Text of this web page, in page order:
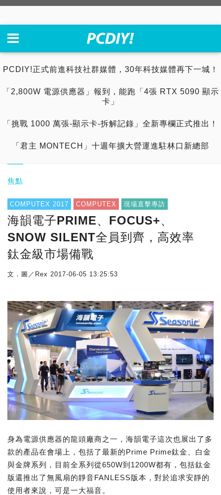
PCDIY!正式前進科技社群媒體，30年科技媒體再下一城！
「2,800W 電源供應器」報到，能跑「4張 RTX 5090 顯示
卡」
「挑戰 1000 萬張-顯示卡-拆解記錄」全新專欄正式推出！
「君主 MONTECH」十週年擴大營運進駐林口新總部
焦點
COMPUTEX 2017 COMPUTEX 現場直擊專訪
海韻電子PRIME、FOCUS+、
SNOW SILENT全員到齊，高效率
鈦金級市場備戰
文．圖／Rex 2017-06-05 13:25:53
身為電源供應器的龍頭廠商之一，海韻電子這次也展出了多
款的產品在會場上，包括了最新的Prime Prime鈦金、白金
與金牌系列，目前全系列從650W到1200W都有，包括鈦金
版還推出了無風扇的靜音FANLESS版本，對於追求安靜的
使用者來說，可是一大福音。